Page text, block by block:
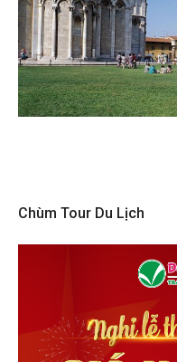
Chùm Tour Du Lịch